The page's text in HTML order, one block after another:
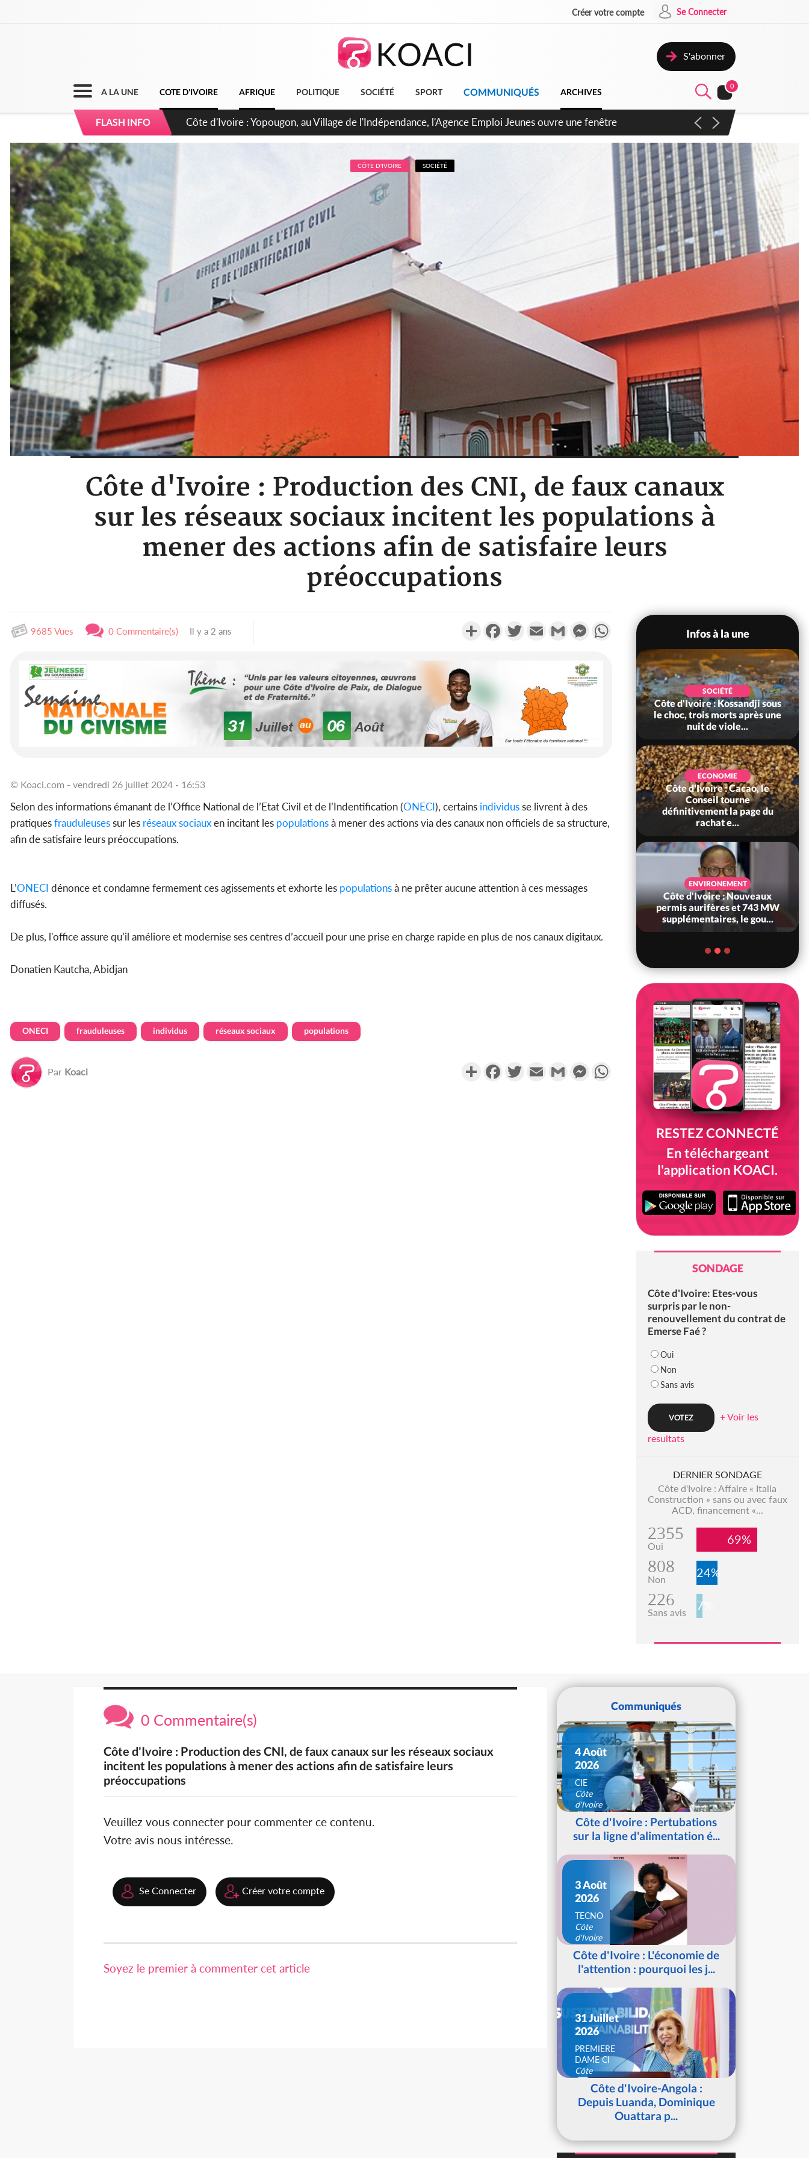
Créer votre compte Se Connecter
S'abonner
A LA UNE COTE D'IVOIRE AFRIQUE POLITIQUE SOCIÉTÉ SPORT COMMUNIQUÉS ARCHIVES
0
FLASH INFO
Côte d'Ivoire : CHU de Treichville, après la fronde, les agents contractuels obtiennent un accord avec la
direction sur les arriérés du SMIG 2023
CÔTE D'IVOIRE SOCIÉTÉ
Côte d'Ivoire : Production des CNI, de faux canaux
sur les réseaux sociaux incitent les populations à
mener des actions afin de satisfaire leurs
préoccupations
9685 Vues 0 Commentaire(s) Il y a 2 ans PartagerFacebookTwitterEmail Gmail MessengerWhatsApp
© Koaci.com - vendredi 26 juillet 2024 - 16:53
Selon des informations émanant de l’Office National de l’Etat Civil et de l’Indentification (ONECI), certains individusse livrent à des
pratiquesfrauduleusessur les réseaux sociauxen incitant les populationsà mener des actions via des canaux non officiels de sa structure,
afin de satisfaire leurs préoccupations.
L’ONECI dénonce et condamne fermement ces agissements et exhorte les populationsà ne prêter aucune attention à ces messages
diffusés.
De plus, l'office assure qu’il améliore et modernise ses centres d’accueil pour une prise en charge rapide en plus de nos canaux digitaux.
Donatien Kautcha, Abidjan
ONECI frauduleuses individus réseaux sociaux populations
Par Koaci PartagerFacebookTwitterEmail Gmail MessengerWhatsApp
Infos à la une
POLITIQUE
Côte d'Ivoire : Indépendance
2026, Yopougon coeur
battant de la célébration...
société civile, le
gouvernement valide six dé...
Côte d'Ivoire : Réforme
SOCIÉTÉ
Côte d'Ivoire : Kossandji sous
le choc, trois morts après une
nuit de viole...
ECONOMIE
Côte d'Ivoire : Cacao, le
Conseil tourne
définitivement la page du
rachat e...
ENVIRONEMENT
Côte d'Ivoire : Nouveaux
permis aurifères et 743 MW
supplémentaires, le gou...
RESTEZ CONNECTÉ
En téléchargeant
l'application KOACI.
SONDAGE
Côte d'Ivoire: Etes-vous
surpris par le non-
renouvellement du contrat de
Emerse Faé ?
Oui
Non
Sans avis
+ Voir les
resultats
DERNIER SONDAGE
Côte d'Ivoire : Affaire « Italia
Construction » sans ou avec faux
ACD, financement «...
2355
Oui 69%
808
Non 24%
226
Sans avis 7%
0 Commentaire(s)
Côte d'Ivoire : Production des CNI, de faux canaux sur les réseaux sociaux
incitent les populations à mener des actions afin de satisfaire leurs
préoccupations
Veuillez vous connecter pour commenter ce contenu.
Votre avis nous intéresse.
Se Connecter Créer votre compte
Soyez le premier à commenter cet article
Communiqués
4 Août
2026
CIE
Côte
d'Ivoire
Côte d'Ivoire : Pertubations
sur la ligne d'alimentation é...
3 Août
2026
TECNO
Côte
d'Ivoire
Côte d'Ivoire : L'économie de
l'attention : pourquoi les j...
31 Juillet
2026
PREMIERE
DAME CI
Côte
d'IvoireCôte d'Ivoire-Angola :
Depuis Luanda, Dominique
Ouattara p...